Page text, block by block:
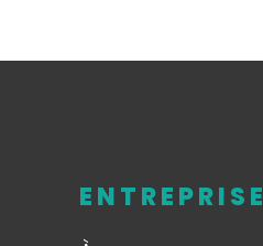
ENTREPRISE